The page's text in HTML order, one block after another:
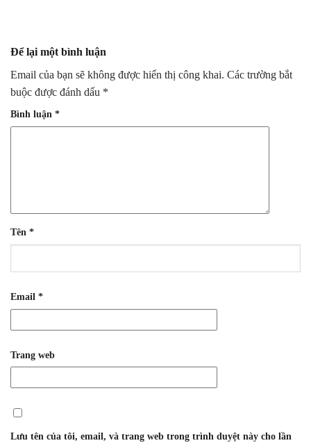
Để lại một bình luận
Email của bạn sẽ không được hiển thị công khai. Các trường bắt
buộc được đánh dấu *
Bình luận *
Tên *
Email *
Trang web
Lưu tên của tôi, email, và trang web trong trình duyệt này cho lần